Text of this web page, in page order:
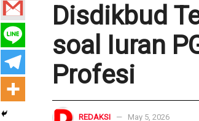
Disdikbud
soal Iuran
Profesi
REDAKSI May 5, 2026